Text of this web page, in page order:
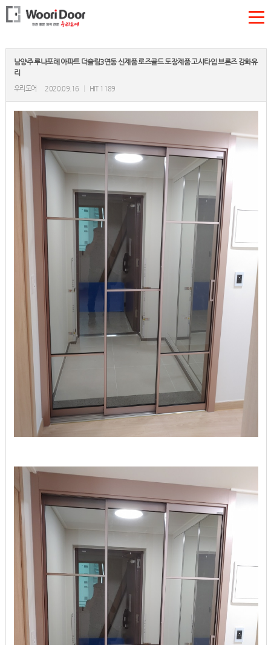
남양주 루나포레 아파트 더슬림3연동 신제품 로즈골드 도장제품 고시타입 브론즈 강화유
리
우리도어 2020.09.16 HIT 1189